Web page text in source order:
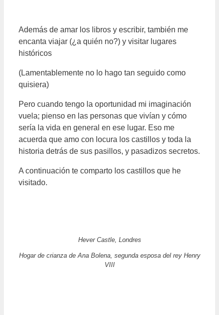
Además de amar los libros y escribir, también me
encanta viajar (¿a quién no?) y visitar lugares
históricos
(Lamentablemente no lo hago tan seguido como
quisiera)
Pero cuando tengo la oportunidad mi imaginación
vuela; pienso en las personas que vivían y cómo
sería la vida en general en ese lugar. Eso me
acuerda que amo con locura los castillos y toda la
historia detrás de sus pasillos, y pasadizos secretos.
A continuación te comparto los castillos que he
visitado.
Hever Castle, Londres
Hogar de crianza de Ana Bolena, segunda esposa del rey Henry
VIII